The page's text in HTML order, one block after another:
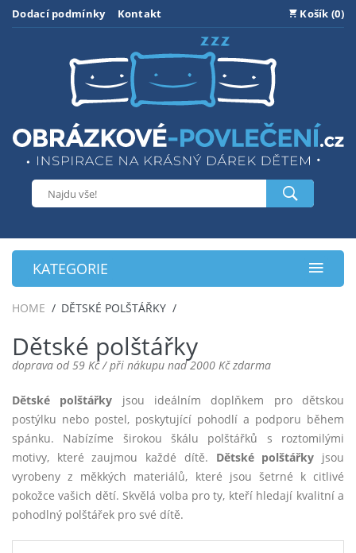
Dodací podmínky Kontakt Košík (0)
KATEGORIE
HOME DĚTSKÉ POLŠTÁŘKY
Dětské polštářky
doprava od 59 Kč / při nákupu nad 2000 Kč zdarma
Dětské polštářky jsou ideálním doplňkem pro dětskou
postýlku nebo postel, poskytující pohodlí a podporu během
spánku. Nabízíme širokou škálu polštářků s roztomilými
motivy, které zaujmou každé dítě. Dětské polštářky jsou
vyrobeny z měkkých materiálů, které jsou šetrné k citlivé
pokožce vašich dětí. Skvělá volba pro ty, kteří hledají kvalitní a
pohodlný polštářek pro své dítě.